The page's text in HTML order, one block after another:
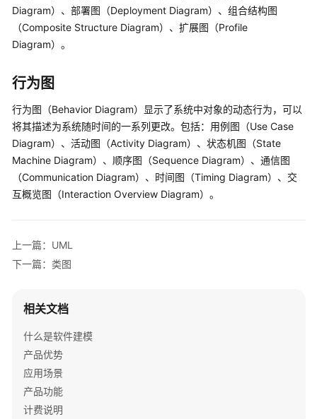
通
并
授
使
CodeArts
Modeling
UML
什
类
用
例
图
顺
序
图
Diagram）、部署图（Deployment Diagram）、组合结构图
（Composite Structure Diagram）、扩展图（Profile
Diagram）。
行为图
行为图（Behavior Diagram）显示了系统中对象的动态行为，可以
将其描述为系统随时间的一系列更改。包括：用例图（Use Case
Diagram）、活动图（Activity Diagram）、状态机图（State
Machine Diagram）、顺序图（Sequence Diagram）、通信图
（Communication Diagram）、时间图（Timing Diagram）、交
互概览图（Interaction Overview Diagram）。
上一篇：UML
下一篇：类图
相关文档
什么是软件建模
产品优势
应用场景
产品功能
计费说明